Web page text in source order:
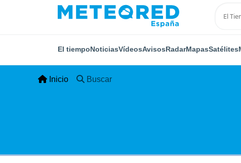
El tiempoNoticiasVídeosAvisosRadarMapasSatélites
Inicio Buscar